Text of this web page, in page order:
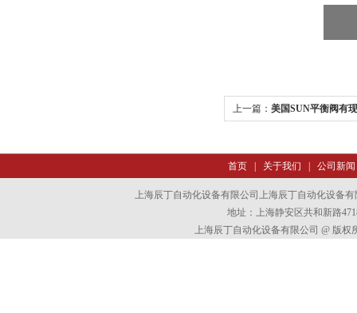
上一篇： 美国SUN平衡阀有
首页| 关于我们 公司新闻
上海辰丁自动化设备有限公司上海辰丁自动化设备
地址：上海静安区共和新路
上海辰丁自动化设备有限公司 @ 版权